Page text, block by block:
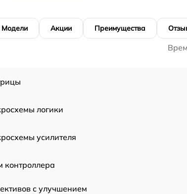
Модели Акции Преимущества
логики
усилителя
с улучшением